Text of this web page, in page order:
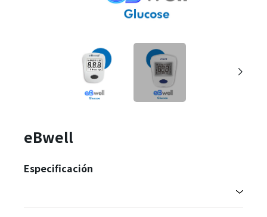
eBwell
Especificación